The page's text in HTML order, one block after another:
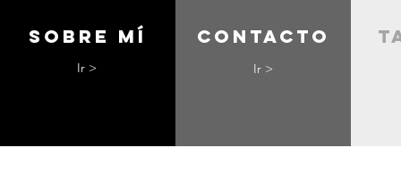
Sobre mí
Ir >
contacto
Ir >